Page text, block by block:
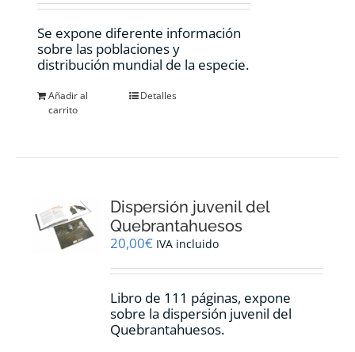
Se expone diferente información
sobre las poblaciones y
distribución mundial de la especie.
Añadir al
carrito
Detalles
Dispersión juvenil del
Quebrantahuesos
20,00€ IVA incluido
Libro de 111 páginas, expone
sobre la dispersión juvenil del
Quebrantahuesos.